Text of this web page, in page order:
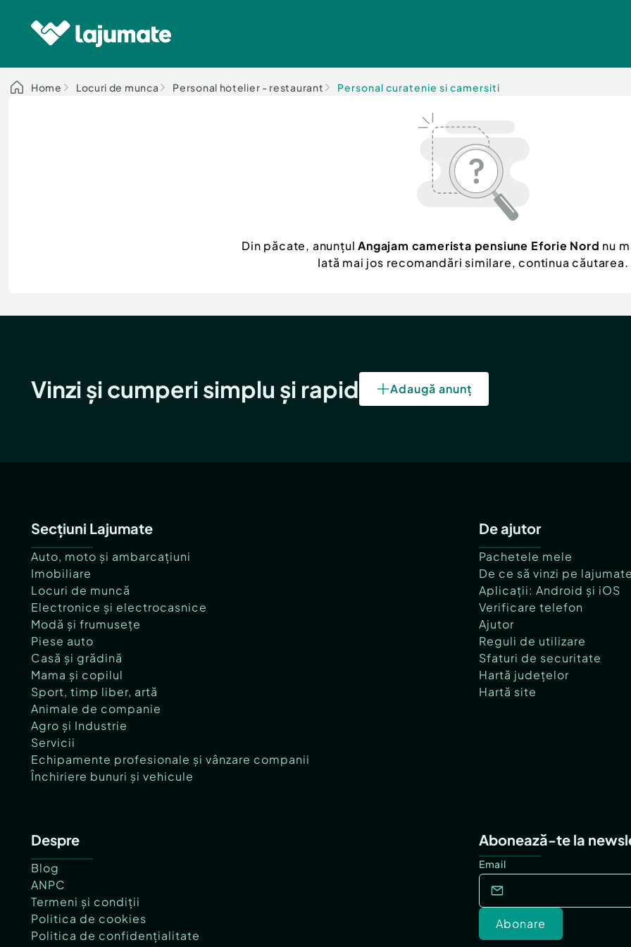
Home Locuri de munca Personal hotelier - restaurant Personal curatenie si camersiti
Din păcate, anunțulAngajam camerista pensiune Eforie Nord nu
Iată mai jos recomandări similare, continua căutarea.
Vinzi și cumperi simplu și rapid Adaugă anunț
Secțiuni Lajumate
Auto, moto și ambarcațiuni
Imobiliare
Locuri de muncă
Electronice și electrocasnice
Modă și frumusețe
Piese auto
Casă și grădină
Mama și copilul
Sport, timp liber, artă
Animale de companie
Agro și Industrie
Servicii
Echipamente profesionale și vânzare companii
Închiriere bunuri și vehicule
De ajutor
Pachetele mele
De ce să vinzi pe
Aplicații: Android și iOS
Verificare telefon
Ajutor
Reguli de utilizare
Sfaturi de securitate
Hartă județelor
Hartă site
Despre
Blog
ANPC
Termeni și condiții
Politica de cookies
Politica de confidențialitate
Abonează-te la
Email
Abonare